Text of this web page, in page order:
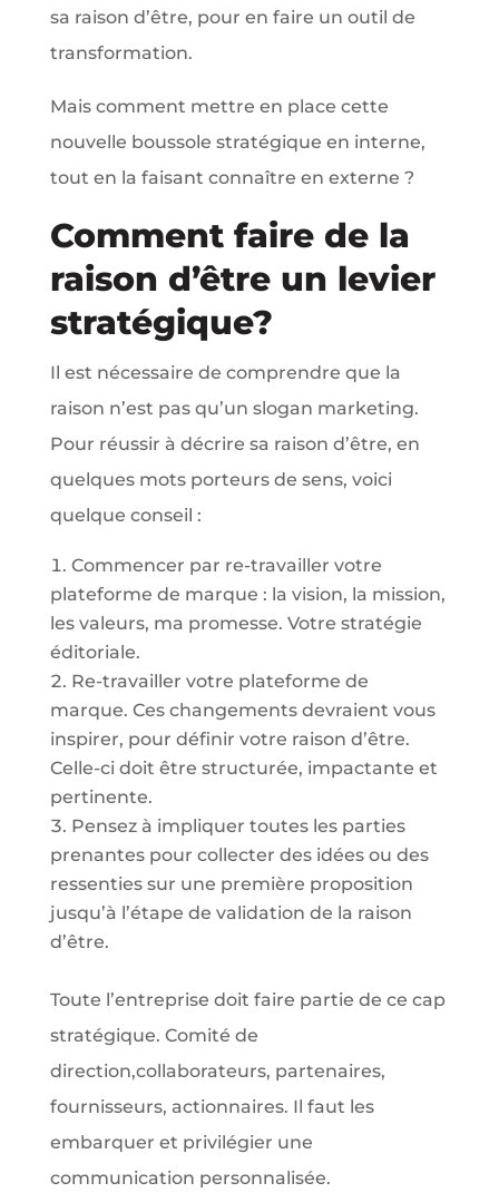
sa raison d’être, pour en faire un outil de
transformation.
Mais comment mettre en place cette
nouvelle boussole stratégique en interne,
tout en la faisant connaître en externe ?
Comment faire de la
raison d’être un levier
stratégique?
Il est nécessaire de comprendre que la
raison n’est pas qu’un slogan marketing.
Pour réussir à décrire sa raison d’être, en
quelques mots porteurs de sens, voici
quelque conseil :
Commencer par re-travailler votre
plateforme de marque : la vision, la mission,
les valeurs, ma promesse. Votre stratégie
éditoriale.
Re-travailler votre plateforme de
marque. Ces changements devraient vous
inspirer, pour définir votre raison d’être.
Celle-ci doit être structurée, impactante et
pertinente.
Pensez à impliquer toutes les parties
prenantes pour collecter des idées ou des
ressenties sur une première proposition
jusqu’à l’étape de validation de la raison
d’être.
Toute l’entreprise doit faire partie de ce cap
stratégique. Comité de
direction,collaborateurs, partenaires,
fournisseurs, actionnaires. Il faut les
embarquer et privilégier une
communication personnalisée.